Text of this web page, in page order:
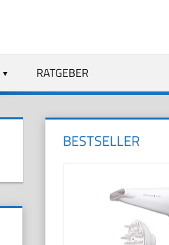
RATGEBER
BESTSELLER